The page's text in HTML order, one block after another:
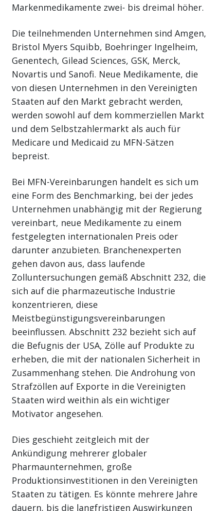
Markenmedikamente zwei- bis dreimal höher.
Die teilnehmenden Unternehmen sind Amgen,
Bristol Myers Squibb, Boehringer Ingelheim,
Genentech, Gilead Sciences, GSK, Merck,
Novartis und Sanofi. Neue Medikamente, die
von diesen Unternehmen in den Vereinigten
Staaten auf den Markt gebracht werden,
werden sowohl auf dem kommerziellen Markt
und dem Selbstzahlermarkt als auch für
Medicare und Medicaid zu MFN-Sätzen
bepreist.
Bei MFN-Vereinbarungen handelt es sich um
eine Form des Benchmarking, bei der jedes
Unternehmen unabhängig mit der Regierung
vereinbart, neue Medikamente zu einem
festgelegten internationalen Preis oder
darunter anzubieten. Branchenexperten
gehen davon aus, dass laufende
Zolluntersuchungen gemäß Abschnitt 232, die
sich auf die pharmazeutische Industrie
konzentrieren, diese
Meistbegünstigungsvereinbarungen
beeinflussen. Abschnitt 232 bezieht sich auf
die Befugnis der USA, Zölle auf Produkte zu
erheben, die mit der nationalen Sicherheit in
Zusammenhang stehen. Die Androhung von
Strafzöllen auf Exporte in die Vereinigten
Staaten wird weithin als ein wichtiger
Motivator angesehen.
Dies geschieht zeitgleich mit der
Ankündigung mehrerer globaler
Pharmaunternehmen, große
Produktionsinvestitionen in den Vereinigten
Staaten zu tätigen. Es könnte mehrere Jahre
dauern, bis die langfristigen Auswirkungen